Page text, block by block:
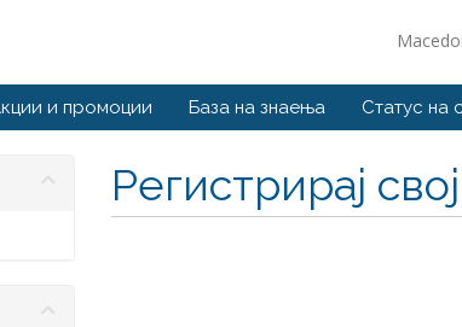
и промоции База на знаења Статус на
Регистрирај